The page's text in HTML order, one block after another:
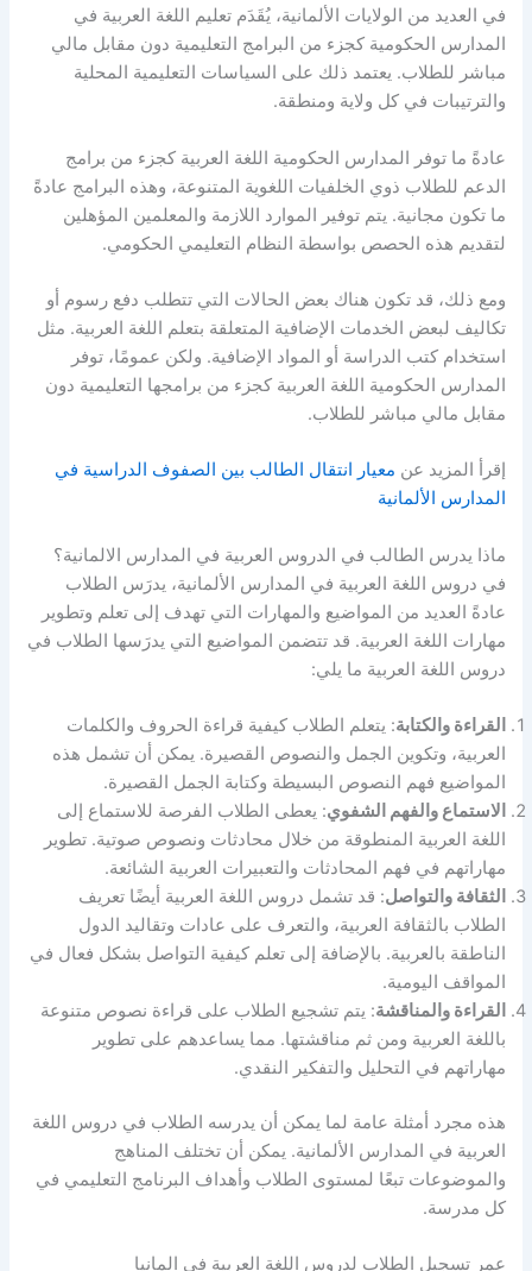
في العديد من الولايات الألمانية، يُقَدَم تعليم اللغة العربية في
المدارس الحكومية كجزء من البرامج التعليمية دون مقابل مالي
مباشر للطلاب. يعتمد ذلك على السياسات التعليمية المحلية
والترتيبات في كل ولاية ومنطقة.
عادةً ما توفر المدارس الحكومية اللغة العربية كجزء من برامج
الدعم للطلاب ذوي الخلفيات اللغوية المتنوعة، وهذه البرامج عادةً
ما تكون مجانية. يتم توفير الموارد اللازمة والمعلمين المؤهلين
لتقديم هذه الحصص بواسطة النظام التعليمي الحكومي.
ومع ذلك، قد تكون هناك بعض الحالات التي تتطلب دفع رسوم أو
تكاليف لبعض الخدمات الإضافية المتعلقة بتعلم اللغة العربية. مثل
استخدام كتب الدراسة أو المواد الإضافية. ولكن عمومًا، توفر
المدارس الحكومية اللغة العربية كجزء من برامجها التعليمية دون
مقابل مالي مباشر للطلاب.
إقرأ المزيد عن معيار انتقال الطالب بين الصفوف الدراسية في
المدارس الألمانية
ماذا يدرس الطالب في الدروس العربية في المدارس الالمانية؟
في دروس اللغة العربية في المدارس الألمانية، يدرَس الطلاب
عادةً العديد من المواضيع والمهارات التي تهدف إلى تعلم وتطوير
مهارات اللغة العربية. قد تتضمن المواضيع التي يدرَسها الطلاب في
دروس اللغة العربية ما يلي:
القراءة والكتابة: يتعلم الطلاب كيفية قراءة الحروف والكلمات
العربية، وتكوين الجمل والنصوص القصيرة. يمكن أن تشمل هذه
المواضيع فهم النصوص البسيطة وكتابة الجمل القصيرة.
الاستماع والفهم الشفوي: يعطى الطلاب الفرصة للاستماع إلى
اللغة العربية المنطوقة من خلال محادثات ونصوص صوتية. تطوير
مهاراتهم في فهم المحادثات والتعبيرات العربية الشائعة.
الثقافة والتواصل: قد تشمل دروس اللغة العربية أيضًا تعريف
الطلاب بالثقافة العربية، والتعرف على عادات وتقاليد الدول
الناطقة بالعربية. بالإضافة إلى تعلم كيفية التواصل بشكل فعال في
المواقف اليومية.
القراءة والمناقشة: يتم تشجيع الطلاب على قراءة نصوص متنوعة
باللغة العربية ومن ثم مناقشتها. مما يساعدهم على تطوير
مهاراتهم في التحليل والتفكير النقدي.
هذه مجرد أمثلة عامة لما يمكن أن يدرسه الطلاب في دروس اللغة
العربية في المدارس الألمانية. يمكن أن تختلف المناهج
والموضوعات تبعًا لمستوى الطلاب وأهداف البرنامج التعليمي في
كل مدرسة.
عمر تسجيل الطلاب لدروس اللغة العربية في المانيا